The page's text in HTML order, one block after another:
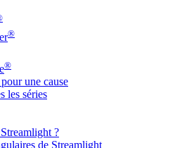
®
®
une cause
les séries
?
de Streamlight